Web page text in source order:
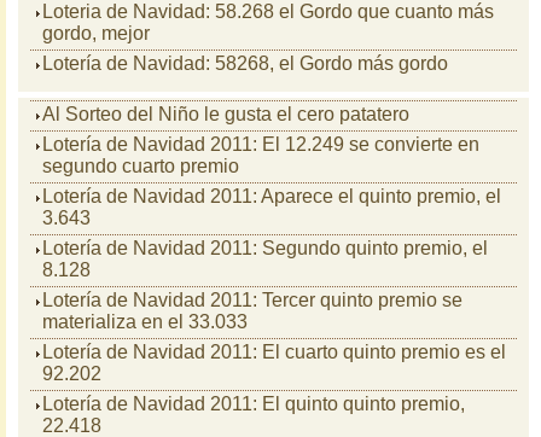
Loteria de Navidad: 58.268 el Gordo que cuanto más
gordo, mejor
Lotería de Navidad: 58268, el Gordo más gordo
Al Sorteo del Niño le gusta el cero patatero
Lotería de Navidad 2011: El 12.249 se convierte en
segundo cuarto premio
Lotería de Navidad 2011: Aparece el quinto premio, el
3.643
Lotería de Navidad 2011: Segundo quinto premio, el
8.128
Lotería de Navidad 2011: Tercer quinto premio se
materializa en el 33.033
Lotería de Navidad 2011: El cuarto quinto premio es el
92.202
Lotería de Navidad 2011: El quinto quinto premio,
22.418